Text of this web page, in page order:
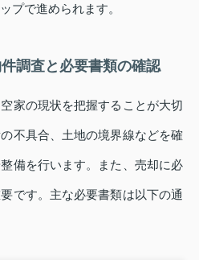
プで進められます。
調査と必要書類の確認
家の現状を把握することが大切
不具合、土地の境界線などを確
備を行います。また、売却に必
です。主な必要書類は以下の通